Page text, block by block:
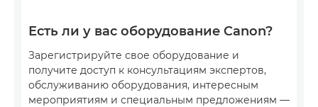
Есть ли у вас оборудование Canon?
Зарегистрируйте свое оборудование и
получите доступ к консультациям экспертов,
обслуживанию оборудования, интересным
мероприятиям и специальным предложениям —